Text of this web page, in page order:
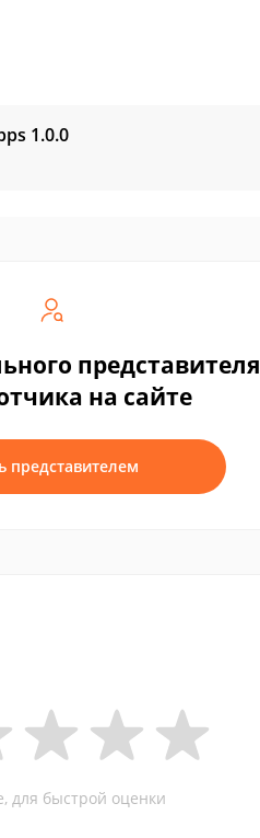
1.0.0
представителя
на сайте
представителем
для быстрой оценки